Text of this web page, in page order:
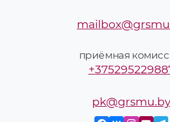
приёмная
pk@grsmu.by